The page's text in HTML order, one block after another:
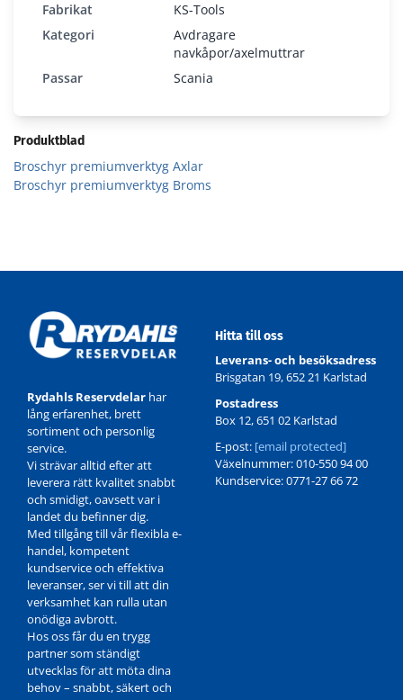
Fabrikat
KS-Tools
Kategori
Avdragare
navkåpor/axelmuttrar
Passar
Scania
Produktblad
Broschyr premiumverktyg Axlar
Broschyr premiumverktyg Broms
Rydahls Reservdelar har
lång erfarenhet, brett
sortiment och personlig
service.
Vi strävar alltid efter att
leverera rätt kvalitet snabbt
och smidigt, oavsett var i
landet du befinner dig.
Med tillgång till vår flexibla e-
handel, kompetent
kundservice och effektiva
leveranser, ser vi till att din
verksamhet kan rulla utan
onödiga avbrott.
Hos oss får du en trygg
partner som ständigt
utvecklas för att möta dina
behov – snabbt, säkert och
Hitta till oss
Leverans- och besöksadress
Brisgatan 19, 652 21 Karlstad
Postadress
Box 12, 651 02 Karlstad
E-post: [email protected]
Växelnummer: 010-550 94 00
Kundservice: 0771-27 66 72